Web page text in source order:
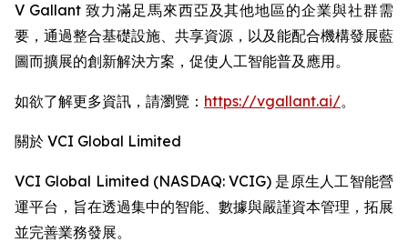
V Gallant 致力滿足馬來西亞及其他地區的企業與社群需
要，通過整合基礎設施、共享資源，以及能配合機構發展藍
圖而擴展的創新解決方案，促使人工智能普及應用。
如欲了解更多資訊，請瀏覽： https://vgallant.ai/。
關於 VCI Global Limited
VCI Global Limited (NASDAQ: VCIG) 是原生人工智能營
運平台，旨在透過集中的智能、數據與嚴謹資本管理，拓展
並完善業務發展。